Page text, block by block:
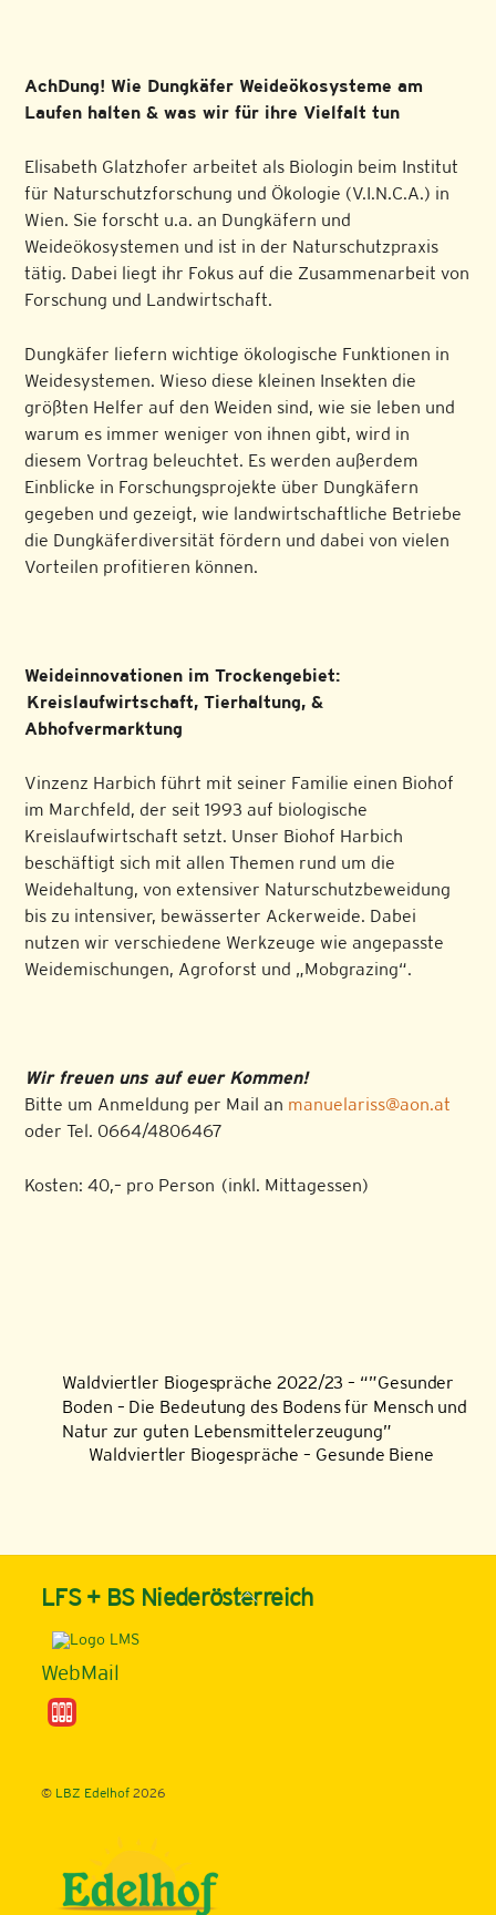
AchDung! Wie Dungkäfer Weideökosysteme am
Laufen halten & was wir für ihre Vielfalt tun
Elisabeth Glatzhofer arbeitet als Biologin beim Institut
für Naturschutzforschung und Ökologie (V.I.N.C.A.) in
Wien. Sie forscht u.a. an Dungkäfern und
Weideökosystemen und ist in der Naturschutzpraxis
tätig. Dabei liegt ihr Fokus auf die Zusammenarbeit von
Forschung und Landwirtschaft.
Dungkäfer liefern wichtige ökologische Funktionen in
Weidesystemen. Wieso diese kleinen Insekten die
größten Helfer auf den Weiden sind, wie sie leben und
warum es immer weniger von ihnen gibt, wird in
diesem Vortrag beleuchtet. Es werden außerdem
Einblicke in Forschungsprojekte über Dungkäfern
gegeben und gezeigt, wie landwirtschaftliche Betriebe
die Dungkäferdiversität fördern und dabei von vielen
Vorteilen profitieren können.
Weideinnovationen im Trockengebiet:
Kreislaufwirtschaft, Tierhaltung, &
Abhofvermarktung
Vinzenz Harbich führt mit seiner Familie einen Biohof
im Marchfeld, der seit 1993 auf biologische
Kreislaufwirtschaft setzt. Unser Biohof Harbich
beschäftigt sich mit allen Themen rund um die
Weidehaltung, von extensiver Naturschutzbeweidung
bis zu intensiver, bewässerter Ackerweide. Dabei
nutzen wir verschiedene Werkzeuge wie angepasste
Weidemischungen, Agroforst und „Mobgrazing“.
Wir freuen uns auf euer Kommen!
Bitte um Anmeldung per Mail an manuelariss@aon.at
oder Tel. 0664/4806467
Kosten: 40,– pro Person (inkl. Mittagessen)
Waldviertler Biogespräche 2022/23 – “”Gesunder
Boden – Die Bedeutung des Bodens für Mensch und
Natur zur guten Lebensmittelerzeugung”
Waldviertler Biogespräche – Gesunde Biene
Back
To
LFS + BS Niederösterreich
WebMail
© LBZ Edelhof2026